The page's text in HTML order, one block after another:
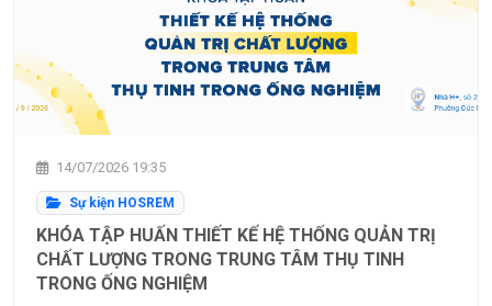
14/07/2026 19:35
Sự kiện HOSREM
KHÓA TẬP HUẤN THIẾT KẾ HỆ THỐNG QUẢN TRỊ
CHẤT LƯỢNG TRONG TRUNG TÂM THỤ TINH
TRONG ỐNG NGHIỆM